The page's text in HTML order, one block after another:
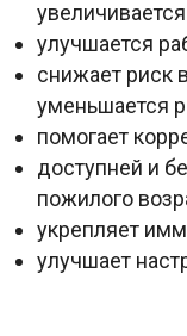
улучшается
снижает риск
уменьшается
помогает
доступней и
пожилого
укрепляет
улучшает